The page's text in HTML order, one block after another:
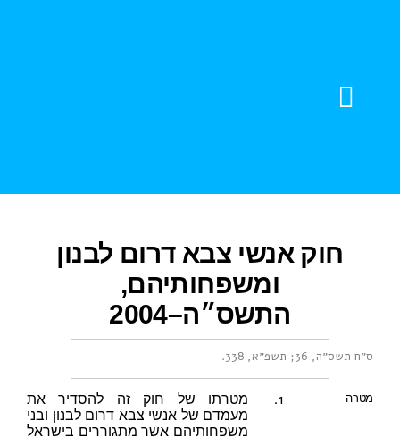
חוק אנשי צבא דרום לבנון
ומשפחותיהם,
התשס״ה–2004
ס״ח תשס״ה, 36 ; תשפ״א, 338 .
1. מטרה
מטרתו של חוק זה להסדיר את
מעמדם של אנשי צבא דרום לבנון ובני
משפחותיהם אשר מתגוררים בישראל